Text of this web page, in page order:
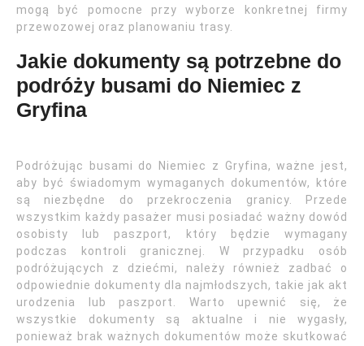
mogą być pomocne przy wyborze konkretnej firmy
przewozowej oraz planowaniu trasy.
Jakie dokumenty są potrzebne do
podróży busami do Niemiec z
Gryfina
Podróżując busami do Niemiec z Gryfina, ważne jest,
aby być świadomym wymaganych dokumentów, które
są niezbędne do przekroczenia granicy. Przede
wszystkim każdy pasażer musi posiadać ważny dowód
osobisty lub paszport, który będzie wymagany
podczas kontroli granicznej. W przypadku osób
podróżujących z dziećmi, należy również zadbać o
odpowiednie dokumenty dla najmłodszych, takie jak akt
urodzenia lub paszport. Warto upewnić się, że
wszystkie dokumenty są aktualne i nie wygasły,
ponieważ brak ważnych dokumentów może skutkować